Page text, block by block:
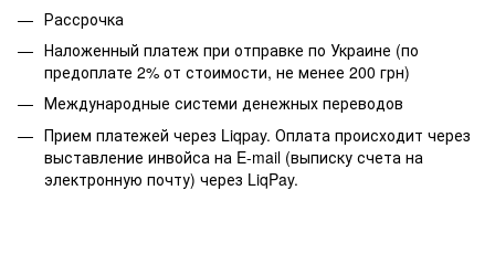
Рассрочка
Наложенный платеж при отправке по Украине (по
предоплате 2% от стоимости, не менее 200 грн)
Международные системи денежных переводов
Прием платежей через Liqpay. Оплата происходит через
выставление инвойса на E-mail (выписку счета на
электронную почту) через LiqPay.